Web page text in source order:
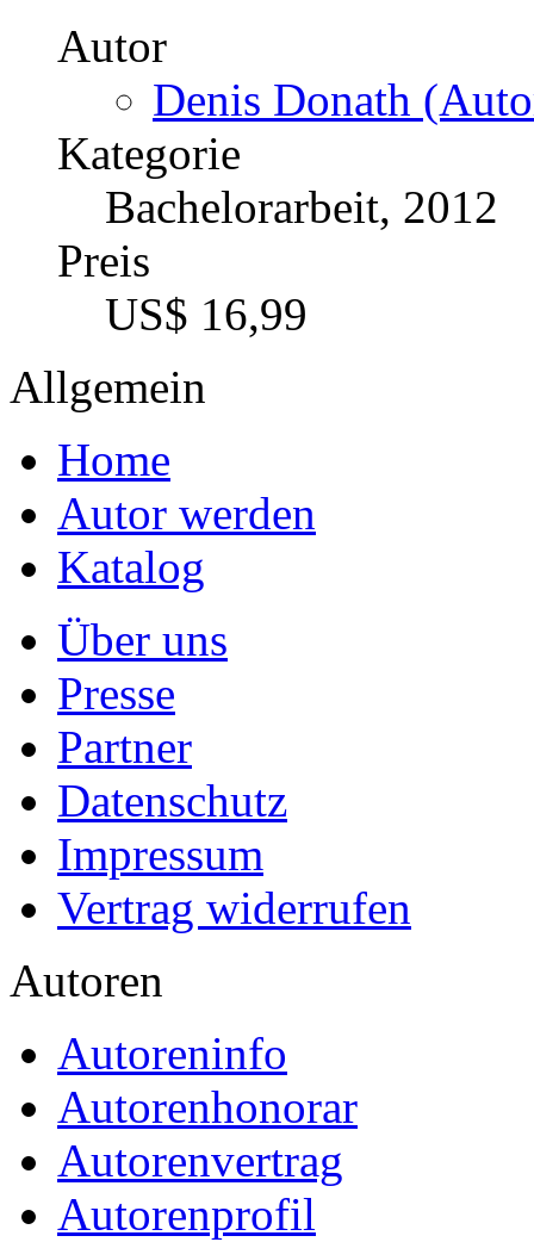
Autor
Denis Donath
Kategorie
Bachelorarbeit, 2012
Preis
US$ 16,99
Allgemein
Home
Autor werden
Katalog
Über uns
Presse
Partner
Datenschutz
Impressum
Vertrag widerrufen
Autoren
Autoreninfo
Autorenhonorar
Autorenvertrag
Autorenprofil